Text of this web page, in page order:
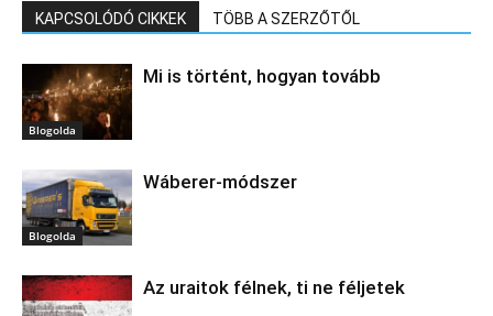
KAPCSOLÓDÓ CIKKEK TÖBB A SZERZŐTŐL
Blogolda
Mi is történt, hogyan tovább
Blogolda
Wáberer-módszer
Az uraitok félnek, ti ne féljetek